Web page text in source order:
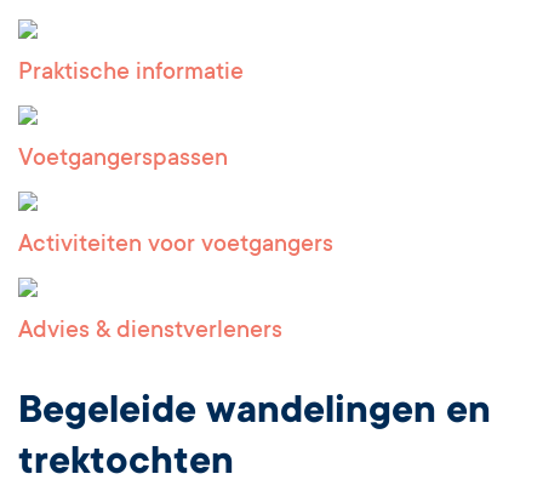
Praktische informatie
Voetgangerspassen
Activiteiten voor voetgangers
Advies & dienstverleners
Begeleide wandelingen en
trektochten